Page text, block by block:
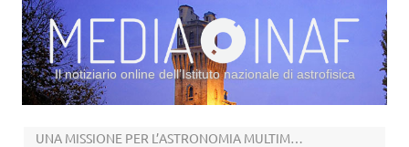
Il notiziario online dell’Istituto nazionale di astrofisica
UNA MISSIONE PER L’ASTRONOMIA MULTIMESSAGGERA